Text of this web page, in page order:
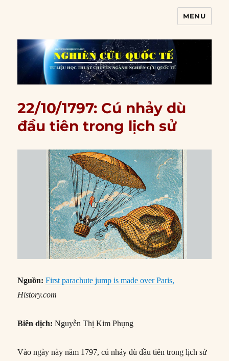
MENU
22/10/1797: Cú nhảy dù
đầu tiên trong lịch sử
Nguồn: First parachute jump is made over Paris,
History.com
Biên dịch: Nguyễn Thị Kim Phụng
Vào ngày này năm 1797, cú nhảy dù đầu tiên trong lịch sử